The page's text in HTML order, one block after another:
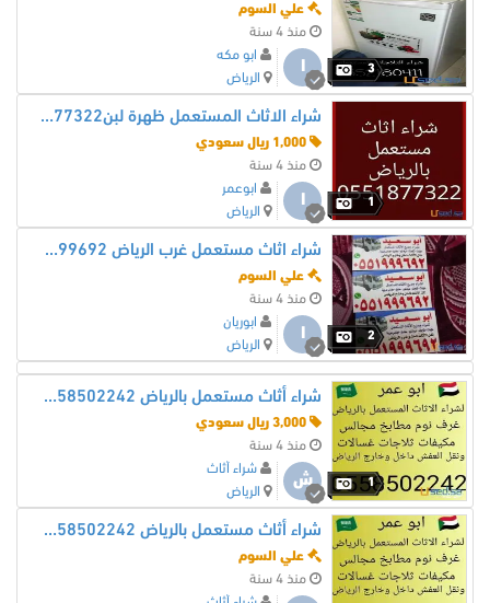
3
علي السوم
منذ 4 سنة
ابو مكه
الرياض
1
شراء الاثاث المستعمل ظهرة لبن0551877322
منذ 4 سنة
ابوعمر
الرياض
2
شراء اثاث مستعمل غرب الرياض 0551999692
علي السوم
منذ 4 سنة
ابوريان
الرياض
1
شراء أثاث مستعمل بالرياض 0558502242 ونقل العفش
منذ 4 سنة
ش
شراء أثاث
الرياض
شراء أثاث مستعمل بالرياض 0558502242 ونقل
علي السوم
منذ 4 سنة